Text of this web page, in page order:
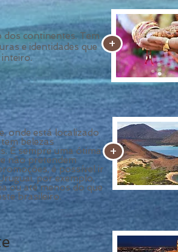
continentes. Tem
e identidades que
+
+
onde está localizado
belezas
É sempre uma ótima
não pretendem
é possível ir
por exemplo,
ou até menos do que
brasileiro.